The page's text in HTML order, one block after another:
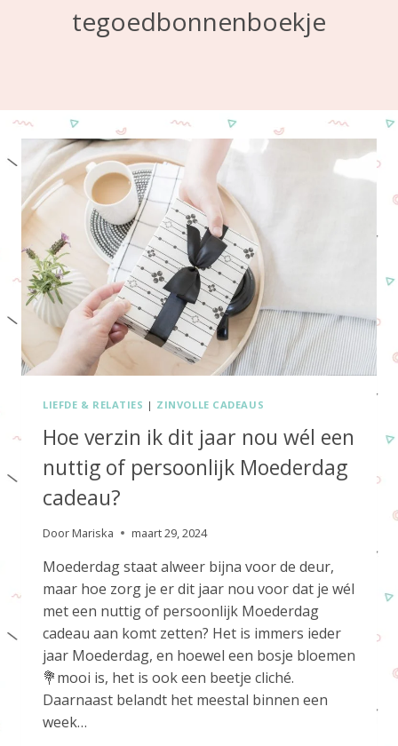
tegoedbonnenboekje
LIEFDE & RELATIES | ZINVOLLE CADEAUS
Hoe verzin ik dit jaar nou wél een
nuttig of persoonlijk Moederdag
cadeau?
Door Mariska maart 29, 2024
Moederdag staat alweer bijna voor de deur,
maar hoe zorg je er dit jaar nou voor dat je wél
met een nuttig of persoonlijk Moederdag
cadeau aan komt zetten? Het is immers ieder
jaar Moederdag, en hoewel een bosje bloemen
💐mooi is, het is ook een beetje cliché.
Daarnaast belandt het meestal binnen een
week…